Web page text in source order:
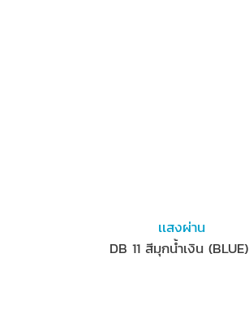
เเสงผ่าน
DB 11 สีมุกน้ำเงิน (BLUE)